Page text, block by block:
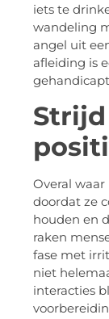
iets te
wandeling
angel uit
afleiding is
Overal
doordat ze
houden en
raken
fase met
niet
interacties